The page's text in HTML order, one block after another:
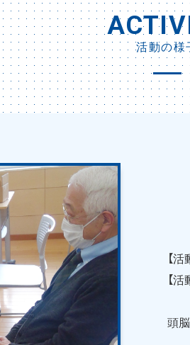
活動の様
【活
【
頭